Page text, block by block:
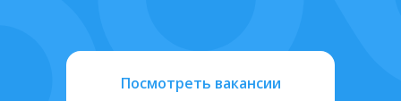
Посмотреть вакансии